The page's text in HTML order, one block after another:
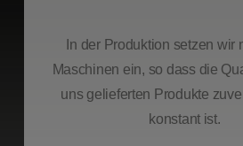
In der Produktion setzen wir
Maschinen ein, so dass die
uns gelieferten Produkte
konstant ist.